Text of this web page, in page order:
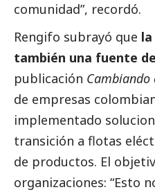
comunidad”, recordó.
Rengifo subrayó que
también una fuente
publicación Cambiando
de empresas
implementado
transición a flotas
de productos. El
organizaciones: “Esto